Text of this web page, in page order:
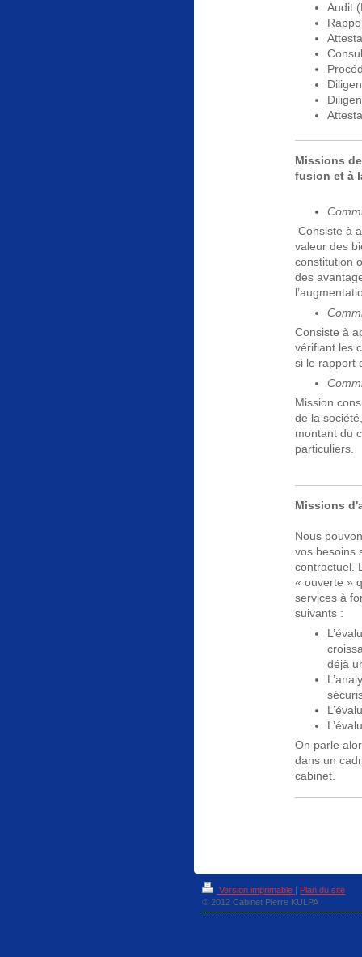
Audit
Missions
fusion et à
Consiste à
valeur des
constitution
des
Consiste à
vérifiant les
si le rapport
Mission
de la
montant du
particuliers.
Missions
Nous
vos besoins
contractuel.
« ouverte »
services à
suivants :
déjà
On parle
dans un
cabinet.
Version imprimable | Plan du site
© 2012 Cabinet Pierre KULPA